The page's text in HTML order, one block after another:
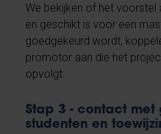
We bekijken of het voorstel
en geschikt is voor een
goedgekeurd wordt,
promotor aan die het
opvolgt.
Stap 3 - contact met
studenten en